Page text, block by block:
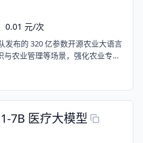
0.01 元/次
发布的 320 亿参数开源农业大语言
农业管理等场景，强化农业专业
随能力，适合农业智能应用与行
7B 医疗大模型